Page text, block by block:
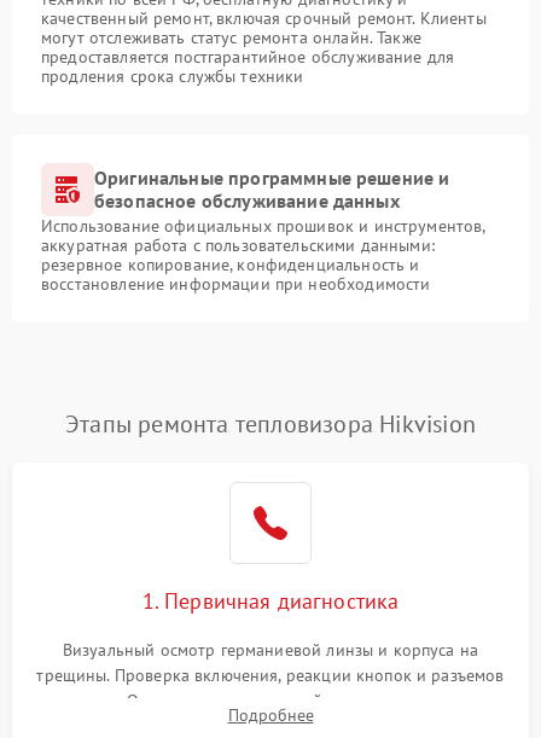
качественный ремонт, включая срочный ремонт. Клиенты
могут отслеживать статус ремонта онлайн. Также
предоставляется постгарантийное обслуживание для
продления срока службы техники
Оригинальные программные решение и
безопасное обслуживание данных
Использование официальных прошивок и инструментов,
аккуратная работа с пользовательскими данными:
резервное копирование, конфиденциальность и
восстановление информации при необходимости
Этапы ремонта тепловизора Hikvision
1. Первичная диагностика
Визуальный осмотр германиевой линзы и корпуса на
трещины. Проверка включения, реакции кнопок и разъемов
зарядки. Оценка вывода тепловой сигнатуры на экран,
проверка базовых функций и считывание системных
Подробнее